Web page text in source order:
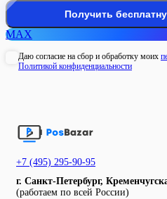
MAX
Даю согласие на сбор и обработку моих
Политикой конфиденциальности
+7 (495) 295-90-95
г. Санкт-Петербург,
(работаем по всей России)